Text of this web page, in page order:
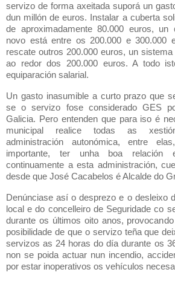
servizo de forma axeitada suporá un
dun millón de euros. Instalar a cuberta
de aproximadamente 80.000 euros, un
novo está entre os 200.000 e 300.000
rescate outros 200.000 euros, un
ao redor dos 200.000 euros. A todo
equiparación salarial.
Un gasto inasumible a curto prazo que
se o servizo fose considerado GES
Galicia. Pero entenden que para iso é
municipal realice todas as
administración autonómica, entre
importante, ter unha boa relación
continuamente a esta administración,
desde que José Cacabelos é Alcalde do
Denúnciase así o desprezo e o desleixo
local e do concelleiro de Seguridade co
durante os últimos oito anos,
posibilidade de que o servizo teña que
servizos as 24 horas do día durante os
non se poida actuar nun incendio,
por estar inoperativos os vehículos